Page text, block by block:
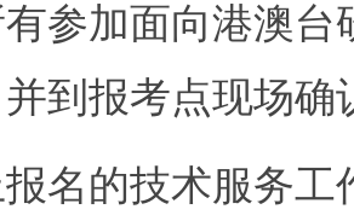
参加面向港澳
并到报考点现场
报名的技术服务